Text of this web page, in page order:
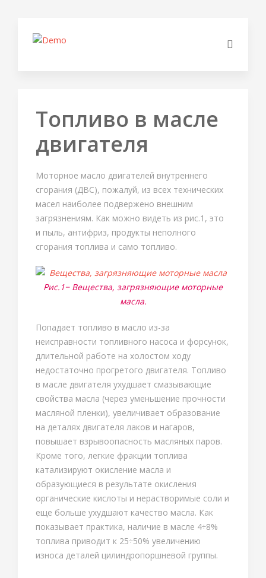
Топливо в масле
двигателя
Моторное масло двигателей внутреннего
сгорания (ДВС), пожалуй, из всех технических
масел наиболее подвержено внешним
загрязнениям. Как можно видеть из рис.1, это
и пыль, антифриз, продукты неполного
сгорания топлива и само топливо.
Рис.1− Вещества, загрязняющие моторные
масла.
Попадает топливо в масло из-за
неисправности топливного насоса и форсунок,
длительной работе на холостом ходу
недостаточно прогретого двигателя. Топливо
в масле двигателя ухудшает смазывающие
свойства масла (через уменьшение прочности
масляной пленки), увеличивает образование
на деталях двигателя лаков и нагаров,
повышает взрывоопасность масляных паров.
Кроме того, легкие фракции топлива
катализируют окисление масла и
образующиеся в результате окисления
органические кислоты и нерастворимые соли и
еще больше ухудшают качество масла. Как
показывает практика, наличие в масле 4÷8%
топлива приводит к 25÷50% увеличению
износа деталей цилиндропоршневой группы.